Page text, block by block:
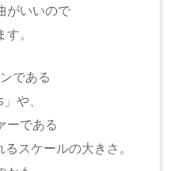
がいいので
。
である
や、
ーである
スケールの大きさ。